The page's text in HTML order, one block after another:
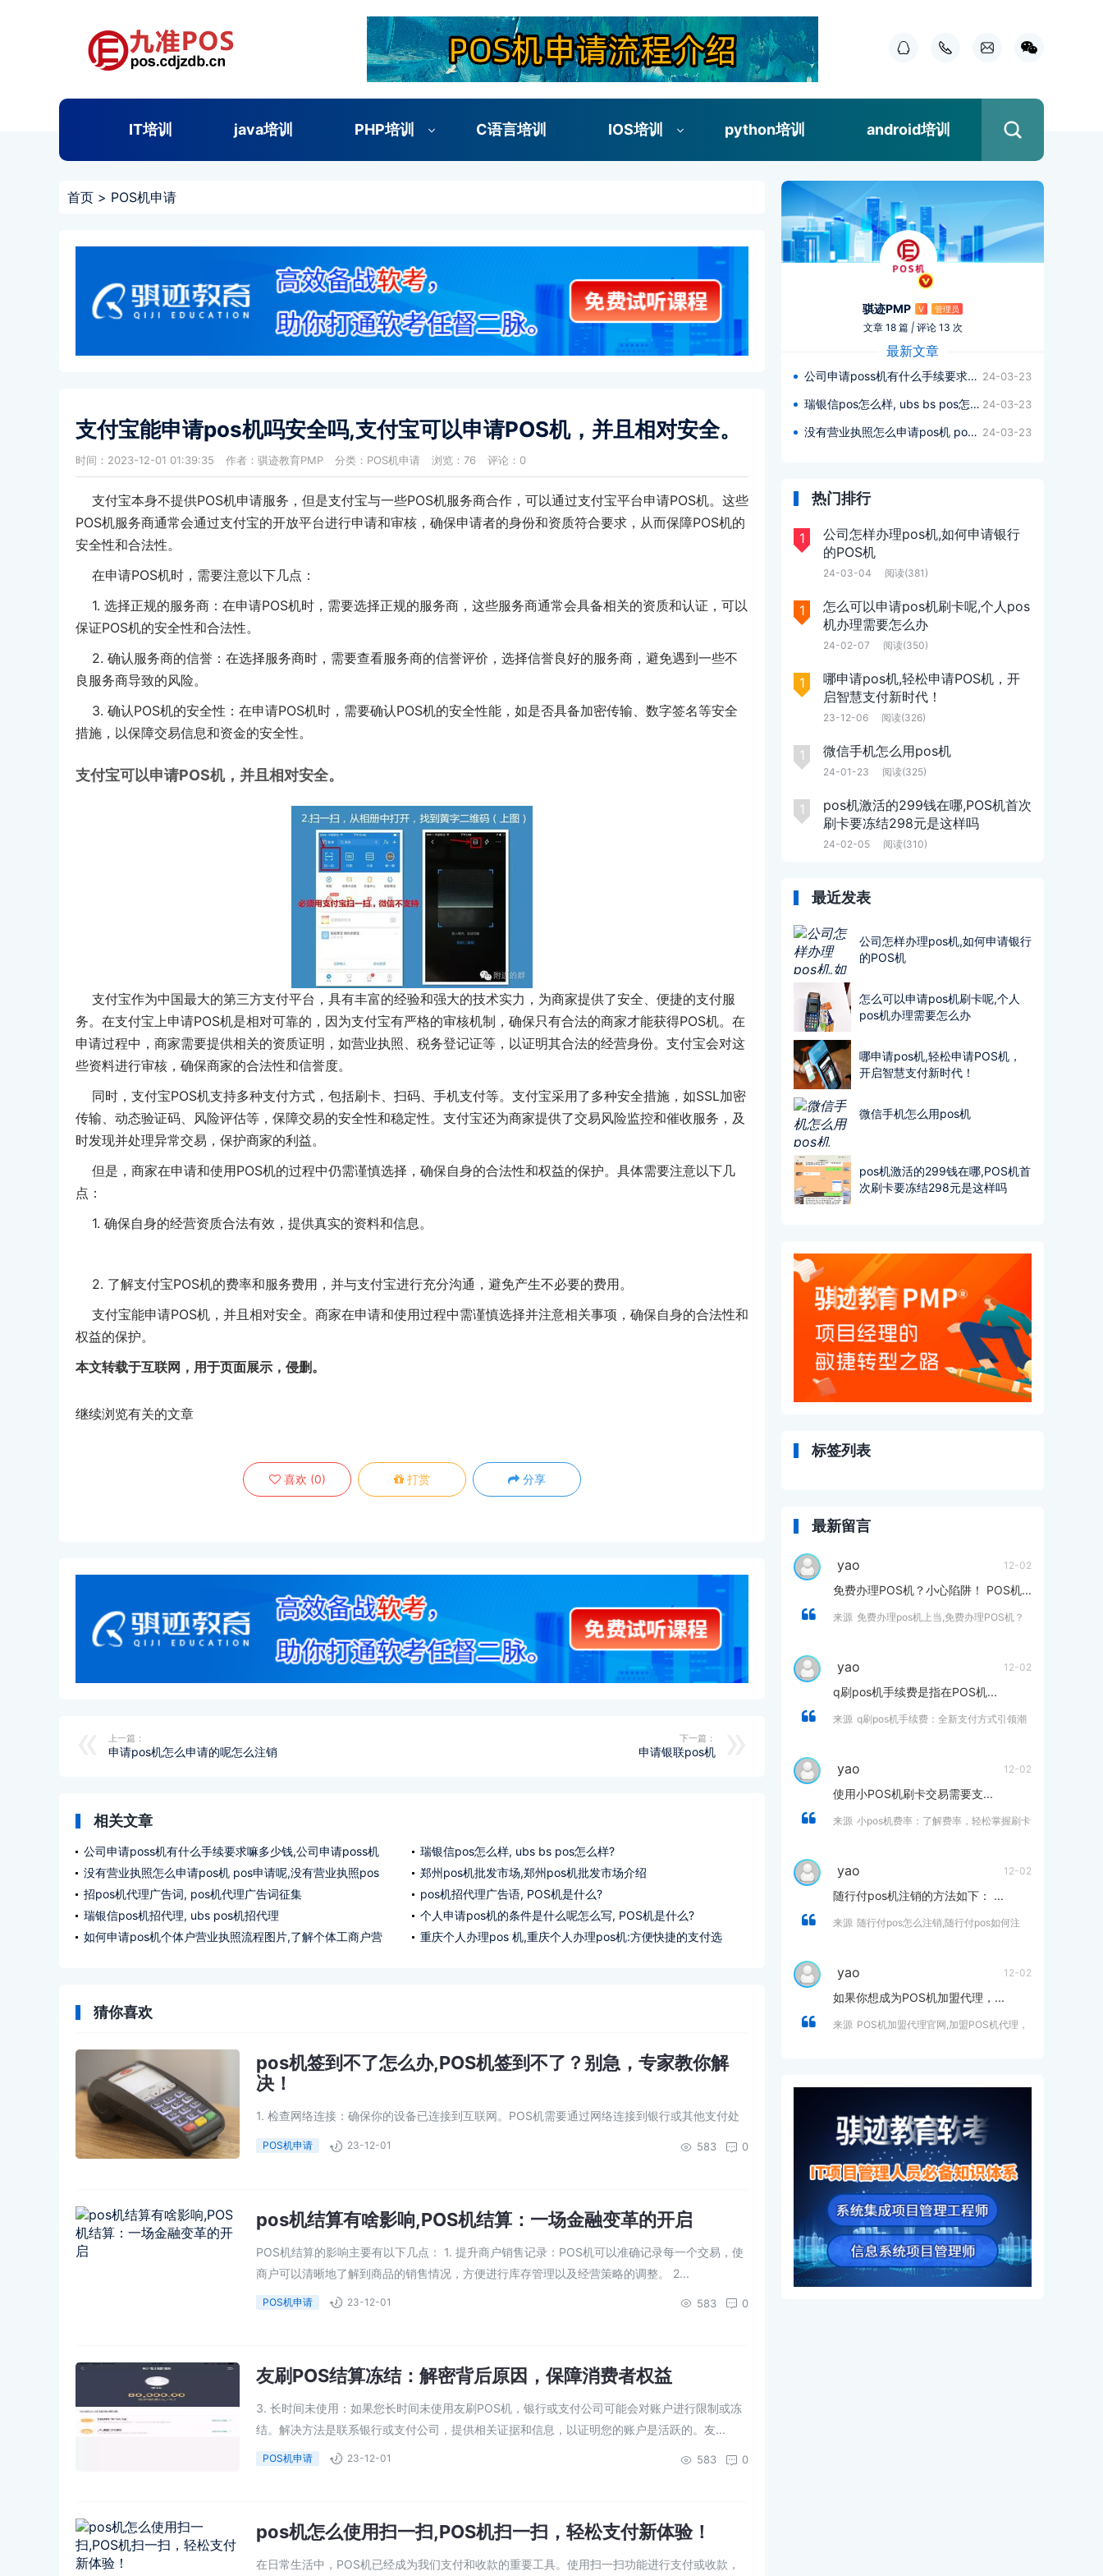
IT培训 java培训 PHP培训 C语言培训 IOS培训 python培训 android培训
首页 > POS机申请
支付宝能申请pos机吗安全吗,支付宝可以申请POS机，并且相对安全。
时间：2023-12-01 01:39:35 作者：骐迹教育PMP 分类： POS机申请 浏览：76 评论：0
支付宝本身不提供POS机申请服务，但是支付宝与一些POS机服务商合作，可以通过支付宝平台申请POS机。这些
POS机服务商通常会通过支付宝的开放平台进行申请和审核，确保申请者的身份和资质符合要求，从而保障POS机的
安全性和合法性。
在申请POS机时，需要注意以下几点：
1. 选择正规的服务商：在申请POS机时，需要选择正规的服务商，这些服务商通常会具备相关的资质和认证，可以
保证POS机的安全性和合法性。
2. 确认服务商的信誉：在选择服务商时，需要查看服务商的信誉评价，选择信誉良好的服务商，避免遇到一些不
良服务商导致的风险。
3. 确认POS机的安全性：在申请POS机时，需要确认POS机的安全性能，如是否具备加密传输、数字签名等安全
措施，以保障交易信息和资金的安全性。
支付宝可以申请POS机，并且相对安全。
支付宝作为中国最大的第三方支付平台，具有丰富的经验和强大的技术实力，为商家提供了安全、便捷的支付服
务。在支付宝上申请POS机是相对可靠的，因为支付宝有严格的审核机制，确保只有合法的商家才能获得POS机。在
申请过程中，商家需要提供相关的资质证明，如营业执照、税务登记证等，以证明其合法的经营身份。支付宝会对这
些资料进行审核，确保商家的合法性和信誉度。
同时，支付宝POS机支持多种支付方式，包括刷卡、扫码、手机支付等。支付宝采用了多种安全措施，如SSL加密
传输、动态验证码、风险评估等，保障交易的安全性和稳定性。支付宝还为商家提供了交易风险监控和催收服务，及
时发现并处理异常交易，保护商家的利益。
但是，商家在申请和使用POS机的过程中仍需谨慎选择，确保自身的合法性和权益的保护。具体需要注意以下几
点：
1. 确保自身的经营资质合法有效，提供真实的资料和信息。
2. 了解支付宝POS机的费率和服务费用，并与支付宝进行充分沟通，避免产生不必要的费用。
支付宝能申请POS机，并且相对安全。商家在申请和使用过程中需谨慎选择并注意相关事项，确保自身的合法性和
权益的保护。
本文转载于互联网，用于页面展示，侵删。
继续浏览有关的文章
喜欢 (0) 打赏 分享
上一篇：
申请pos机怎么申请的呢怎么注销
下一篇：
申请银联pos机
相关文章
公司申请poss机有什么手续要求嘛多少钱,公司申请poss机
办理什么手续要求多少钱?
瑞银信pos怎么样, ubs bs pos怎么样?
没有营业执照怎么申请pos机 pos申请呢,没有营业执照pos
机如何申请pos ?
郑州pos机批发市场,郑州pos机批发市场介绍
招pos机代理广告词, pos机代理广告词征集
pos机招代理广告语, POS机是什么?
瑞银信pos机招代理, ubs pos机招代理
个人申请pos机的条件是什么呢怎么写, POS机是什么?
如何申请pos机个体户营业执照流程图片,了解个体工商户营
重庆个人办理pos 机,重庆个人办理pos机:方便快捷的支付选
猜你喜欢
pos机签到不了怎么办,POS机签到不了？别急，专家教你解
决！
1. 检查网络连接：确保你的设备已连接到互联网。POS机需要通过网络连接到银行或其他支付处
理服务提供商，因此网络连接是签到的前提条件。 3. 检查电池和电源：如果POS机电...
POS机申请 23-12-01 0
583
pos机结算有啥影响,POS机结算：一场金融变革的开启
POS机结算的影响主要有以下几点： 1. 提升商户销售记录：POS机可以准确记录每一个交易，使
商户可以清晰地了解到商品的销售情况，方便进行库存管理以及经营策略的调整。 2...
POS机申请 23-12-01 0
583
友刷POS结算冻结：解密背后原因，保障消费者权益
3. 长时间未使用：如果您长时间未使用友刷POS机，银行或支付公司可能会对账户进行限制或冻
结。解决方法是联系银行或支付公司，提供相关证据和信息，以证明您的账户是活跃的。友...
POS机申请 23-12-01 0
583
pos机怎么使用扫一扫,POS机扫一扫，轻松支付新体验！
在日常生活中，POS机已经成为我们支付和收款的重要工具。使用扫一扫功能进行支付或收款，
骐迹PMP V 管理员
文章 18 篇 |评论 13 次
最新文章
公司申请poss机有什么手续要求嘛多少钱,公司申请poss机办理什么手续要求多少钱? 24-03-23
瑞银信pos怎么样, ubs bs pos怎么样? 24-03-23
没有营业执照怎么申请pos机 pos申请呢,没有营业执照pos机如何申请pos ? 24-03-23
热门排行
1
公司怎样办理pos机,如何申请银行
的POS机
24-03-04 阅读(381)
1
怎么可以申请pos机刷卡呢,个人pos
机办理需要怎么办
24-02-07 阅读(350)
1
哪申请pos机,轻松申请POS机，开
启智慧支付新时代！
23-12-06 阅读(326)
1 微信手机怎么用pos机
24-01-23 阅读(325)
1
pos机激活的299钱在哪,POS机首次
刷卡要冻结298元是这样吗
24-02-05 阅读(310)
最近发表
公司怎样办理pos机,如何申请银行
的POS机
怎么可以申请pos机刷卡呢,个人
pos机办理需要怎么办
哪申请pos机,轻松申请POS机，
开启智慧支付新时代！
微信手机怎么用pos机
pos机激活的299钱在哪,POS机首
次刷卡要冻结298元是这样吗
标签列表
最新留言
yao 12-02
免费办理POS机？小心陷阱！ POS机...
来源 免费办理pos机上当,免费办理POS机？
yao 12-02
q刷pos机手续费是指在POS机...
来源 q刷pos机手续费：全新支付方式引领潮
yao 12-02
使用小POS机刷卡交易需要支...
来源 小pos机费率：了解费率，轻松掌握刷卡
yao 12-02
随行付pos机注销的方法如下： ...
来源 随行付pos怎么注销,随行付pos如何注
yao 12-02
如果你想成为POS机加盟代理，...
来源 POS机加盟代理官网,加盟POS机代理，